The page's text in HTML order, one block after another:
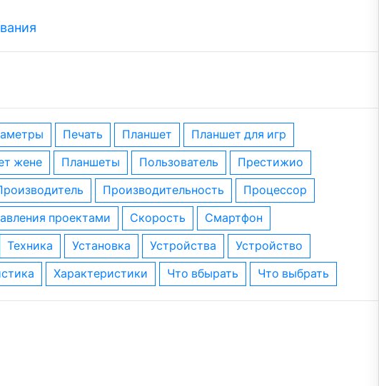
печать планшет планшет для игр
жене планшеты пользователь престижио
производитель производительность процессор
проектами скорость смартфон
техника установка устройства устройство
характеристики что вбырать что выбрать